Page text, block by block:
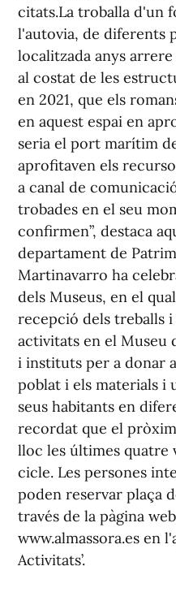
citats.La troballa d'un
l'autovia, de diferents
localitzada anys
al costat de les
en 2021, que els
en aquest espai en
seria el port marítim
aprofitaven els
a canal de
trobades en el seu
confirmen”, destaca
departament de
Martinavarro ha
dels Museus, en el
recepció dels treballs
activitats en el Museu
i instituts per a donar
poblat i els materials i
seus habitants en
recordat que el
lloc les últimes quatre
cicle. Les persones
poden reservar plaça
través de la pàgina
www.almassora.es en
Activitats’.